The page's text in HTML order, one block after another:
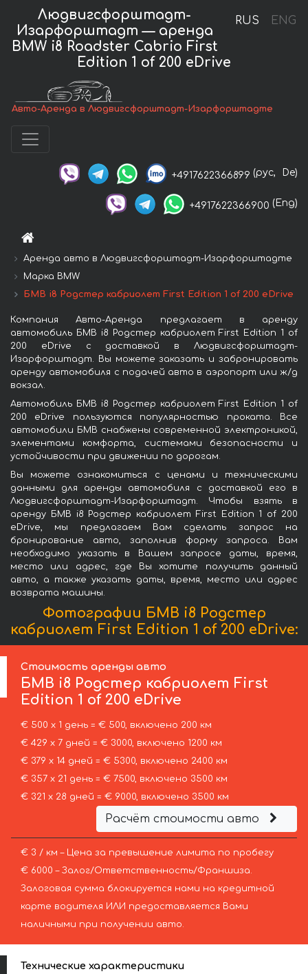
RUS ENG
Людвигсфорштадт-
Изарфорштадт — аренда
BMW i8 Roadster Cabrio First
Edition 1 of 200 eDrive
Авто-Аренда в Людвигсфорштадт-Изарфорштадте
+4917622366899 (рус, De)
+4917622366900 (Eng)
Аренда авто в Людвигсфорштадт-Изарфорштадте
Марка BMW
БМВ i8 Родстер кабриолет First Edition 1 of 200 eDrive
Компания Авто-Аренда предлагает в аренду
автомобиль БМВ i8 Родстер кабриолет First Edition 1 of
200 eDrive с доставкой в Людвигсфорштадт-
Изарфорштадт. Вы можете заказать и забронировать
аренду автомобиля с подачей авто в аэропорт или ж/д
вокзал.
Автомобиль БМВ i8 Родстер кабриолет First Edition 1 of
200 eDrive пользуются популярностью проката. Все
автомобили БМВ снабжены современной электроникой,
элементами комфорта, системами безопасности и
устойчивости при движении по дорогам.
Вы можете ознакомиться с ценами и техническими
данными для аренды автомобиля с доставкой его в
Людвигсфорштадт-Изарфорштадт. Чтобы взять в
аренду БМВ i8 Родстер кабриолет First Edition 1 of 200
eDrive, мы предлагаем Вам сделать запрос на
бронирование авто, заполнив форму запроса. Вам
необходимо указать в Вашем запросе даты, время,
место или адрес, где Вы хотите получить данный
авто, а также указать даты, время, место или адрес
возврата машины.
Фотографии БМВ i8 Родстер
кабриолет First Edition 1 of 200 eDrive:
Стоимость аренды авто
БМВ i8 Родстер кабриолет First
Edition 1 of 200 eDrive
€ 500 х 1 день = € 500, включено 200 км
€ 429 х 7 дней = € 3000, включено 1200 км
€ 379 х 14 дней = € 5300, включено 2400 км
€ 357 х 21 день = € 7500, включено 3500 км
€ 321 х 28 дней = € 9000, включено 3500 км
Расчёт стоимости авто
€ 3 / км – Цена за превышение лимита по пробегу
€ 6000 – Залог/Ответственность/Франшиза.
Залоговая сумма блокируется нами на кредитной
карте водителя ИЛИ предоставляется Вами
наличными при получении авто.
Технические характеристики